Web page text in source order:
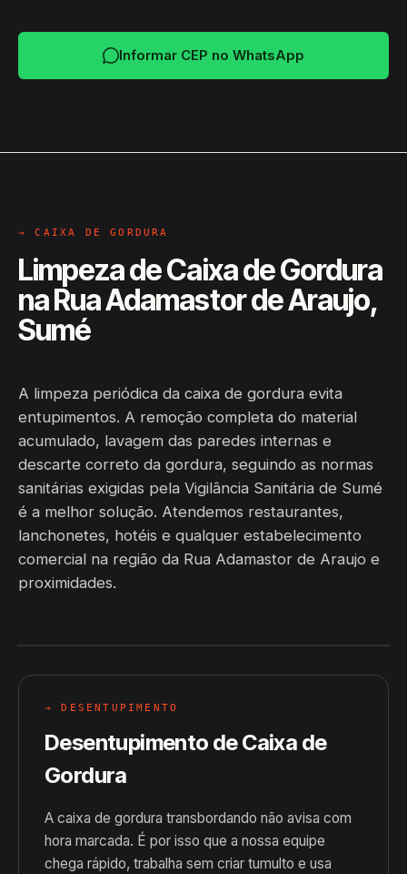
Informar CEP no WhatsApp
→ CAIXA DE GORDURA
Limpeza de Caixa de Gordura
na Rua Adamastor de Araujo,
Sumé
A limpeza periódica da caixa de gordura evita
entupimentos. A remoção completa do material
acumulado, lavagem das paredes internas e
descarte correto da gordura, seguindo as normas
sanitárias exigidas pela Vigilância Sanitária de Sumé
é a melhor solução. Atendemos restaurantes,
lanchonetes, hotéis e qualquer estabelecimento
comercial na região da Rua Adamastor de Araujo e
proximidades.
→ DESENTUPIMENTO
Desentupimento de Caixa de
Gordura
A caixa de gordura transbordando não avisa com
hora marcada. É por isso que a nossa equipe
chega rápido, trabalha sem criar tumulto e usa